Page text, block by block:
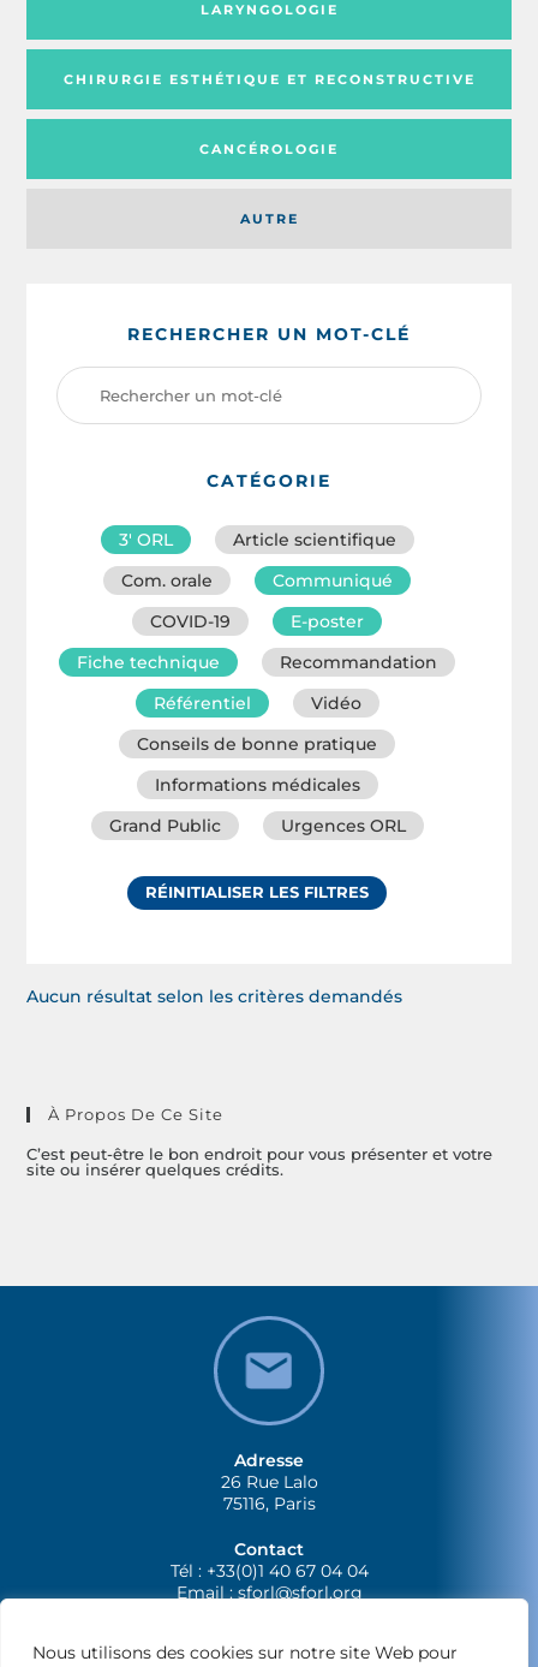
Nous utilisons des cookies sur notre site Web pour
AUTRE
LARYNGOLOGIE
CHIRURGIE ESTHÉTIQUE ET RECONSTRUCTIVE
CANCÉROLOGIE
RECHERCHER UN MOT-CLÉ
CATÉGORIE
3′ ORL
Article scientifique
Com. orale
Communiqué
COVID-19
E-poster
Fiche technique
Recommandation
Référentiel
Vidéo
Conseils de bonne pratique
Informations médicales
Grand Public
Urgences ORL
RÉINITIALISER LES FILTRES
Aucun résultat selon les critères demandés
À Propos De Ce Site
C’est peut-être le bon endroit pour vous présenter et votre
site ou insérer quelques crédits.
Adresse
26 Rue Lalo
75116, Paris
Contact
Tél : +33(0)1 40 67 04 04
Email :sforl@sforl.org